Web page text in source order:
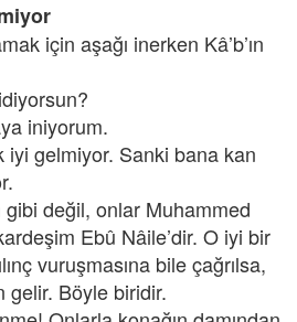
için aşağı inerken Kâ’b’ın
iniyorum.
gelmiyor. Sanki bana kan
değil, onlar Muhammed
Ebû Nâile’dir. O iyi bir
vuruşmasına bile çağrılsa,
gelir. Böyle biridir.